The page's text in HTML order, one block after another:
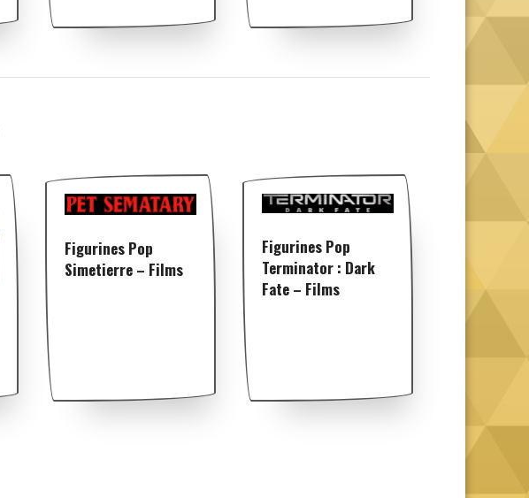
Figurines Pop
Simetierre – Films
Figurines Pop
Terminator : Dark
Fate – Films